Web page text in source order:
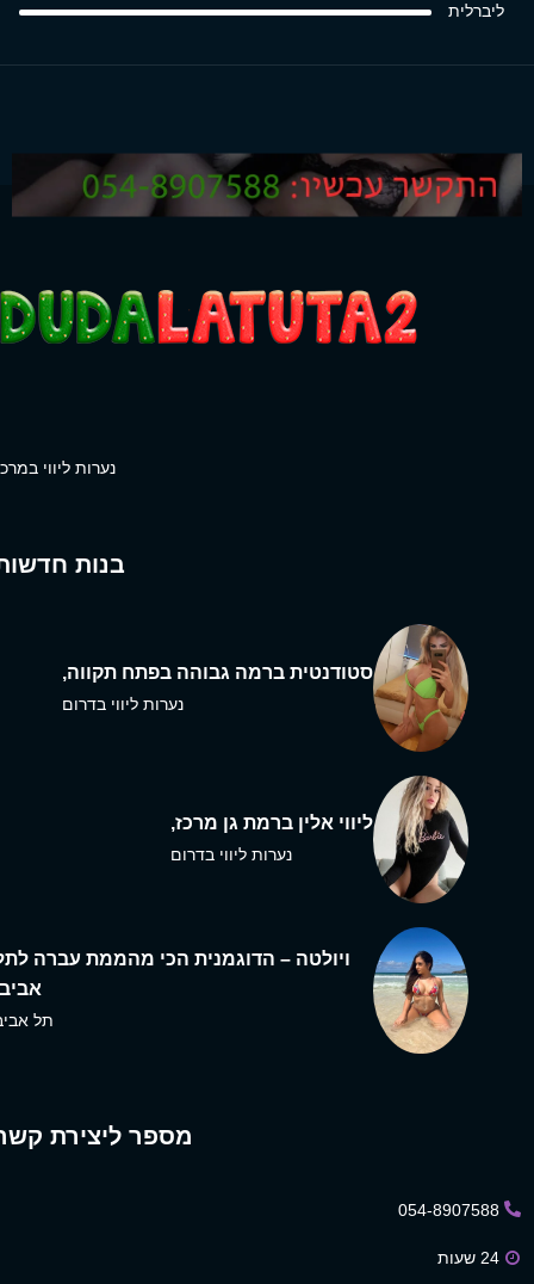
ליברלית
נערות ליווי
בנות
סטודנטית ברמה גבוהה בפתח תקווה,
נערות ליווי בדרום
ליווי אלין ברמת גן מרכז,
נערות ליווי בדרום
ויולטה – הדוגמנית הכי מהממת עברה
תל
מספר ליצירת
054-8907588
24 שעות